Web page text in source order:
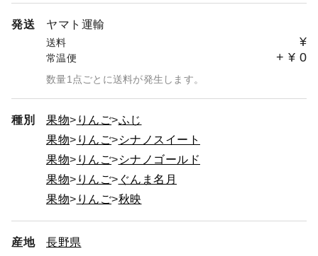
発送 ヤマト運輸
送料 ¥
常温便 + ¥ 0
数量1点ごとに送料が発生します。
種別 果物 りんご ふじ
果物
りんご
シナノスイート
果物
りんご
シナノゴールド
果物
りんご
ぐんま名月
果物
りんご 秋映
産地 長野県